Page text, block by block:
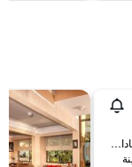
Yildirim Cad No:55, كوساداسي, تركيا